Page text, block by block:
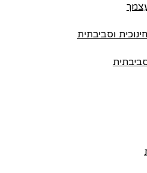
וסביבתית